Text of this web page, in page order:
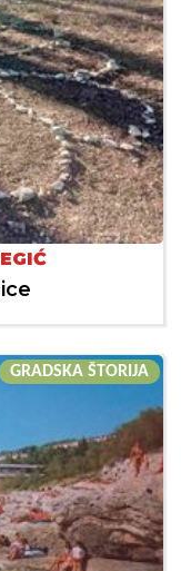
GRADSKA ŠTORIJA